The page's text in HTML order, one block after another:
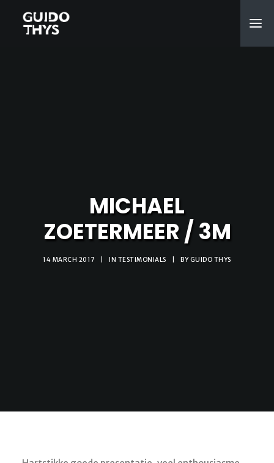
MICHAEL
ZOETERMEER / 3M
14 MARCH 2017 IN TESTIMONIALS BYGUIDO THYS